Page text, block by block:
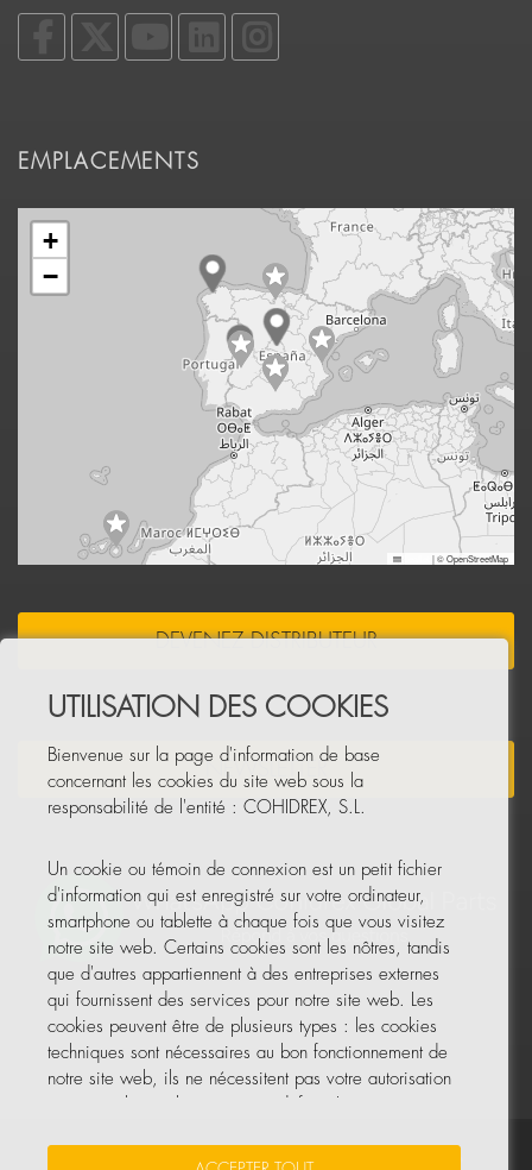
EMPLACEMENTS
+
−
|© OpenStreetMap
DEVENEZ DISTRIBUTEUR
NEWSLETTER
Vos données sont sécurisées • Protection des données
UTILISATION DES COOKIES
Bienvenue sur la page d'information de base
concernant les cookies du site web sous la
responsabilité de l'entité : COHIDREX, S.L.
Un cookie ou témoin de connexion est un petit fichier
d'information qui est enregistré sur votre ordinateur,
smartphone ou tablette à chaque fois que vous visitez
notre site web. Certains cookies sont les nôtres, tandis
que d'autres appartiennent à des entreprises externes
qui fournissent des services pour notre site web. Les
cookies peuvent être de plusieurs types : les cookies
techniques sont nécessaires au bon fonctionnement de
notre site web, ils ne nécessitent pas votre autorisation